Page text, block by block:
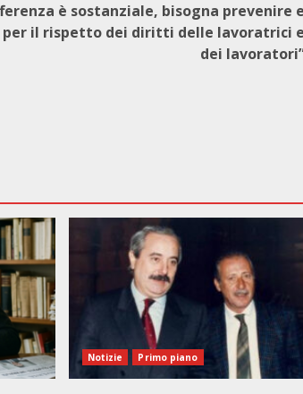
è sostanziale, bisogna prevenire
il rispetto dei diritti delle lavoratrici
dei
Notizie Primo piano